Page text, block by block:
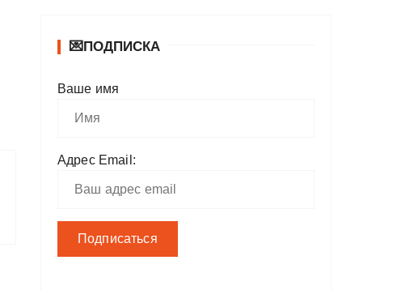
💌ПОДПИСКА
Ваше имя
Адрес Email: